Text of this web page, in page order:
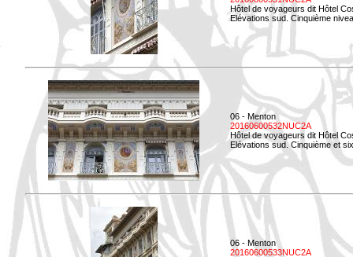
Hôtel de voyageurs dit Hôtel
Elévations sud. Cinquième
06 - Menton
20160600532NUC2A
Hôtel de voyageurs dit Hôtel
Elévations sud. Cinquième et
06 - Menton
20160600533NUC2A